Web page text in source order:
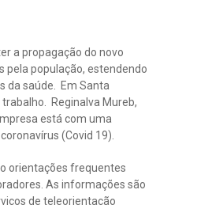
a propagação do novo
pela população, estendendo
da saúde. Em Santa
Reginalva Mureb,
está com uma
(Covid 19).
orientações frequentes
As informações são
de teleorientação